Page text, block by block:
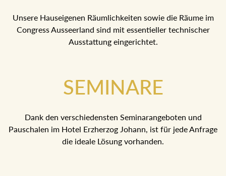
Unsere Hauseigenen Räumlichkeiten sowie die Räume im
Congress Ausseerland sind mit essentieller technischer
Ausstattung eingerichtet.
SEMINARE
Dank den verschiedensten Seminarangeboten und
Pauschalen im Hotel Erzherzog Johann, ist für jede Anfrage
die ideale Lösung vorhanden.